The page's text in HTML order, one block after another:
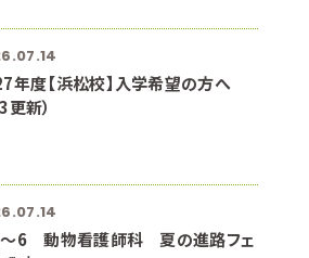
年度【浜松校】入学希望の方へ
更新）
6 動物看護師科 夏の進路フェ